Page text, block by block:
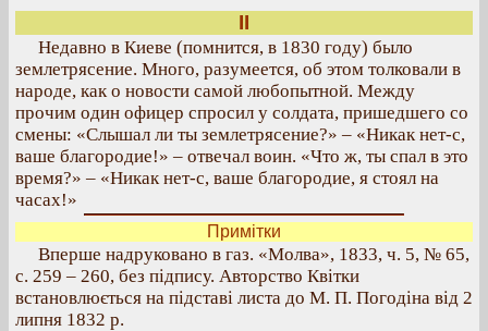
II
Недавно в Киеве (помнится, в 1830 году) было
землетрясение. Много, разумеется, об этом толковали в
народе, как о новости самой любопытной. Между
прочим один офицер спросил у солдата, пришедшего со
смены: «Слышал ли ты землетрясение?» – «Никак нет-с,
ваше благородие!» – отвечал воин. «Что ж, ты спал в это
время?» – «Никак нет-с, ваше благородие, я стоял на
часах!»
Примітки
Вперше надруковано в газ. «Молва», 1833, ч. 5, № 65,
с. 259 – 260, без підпису. Авторство Квітки
встановлюється на підставі листа до М. П. Погодіна від 2
липня 1832 р.